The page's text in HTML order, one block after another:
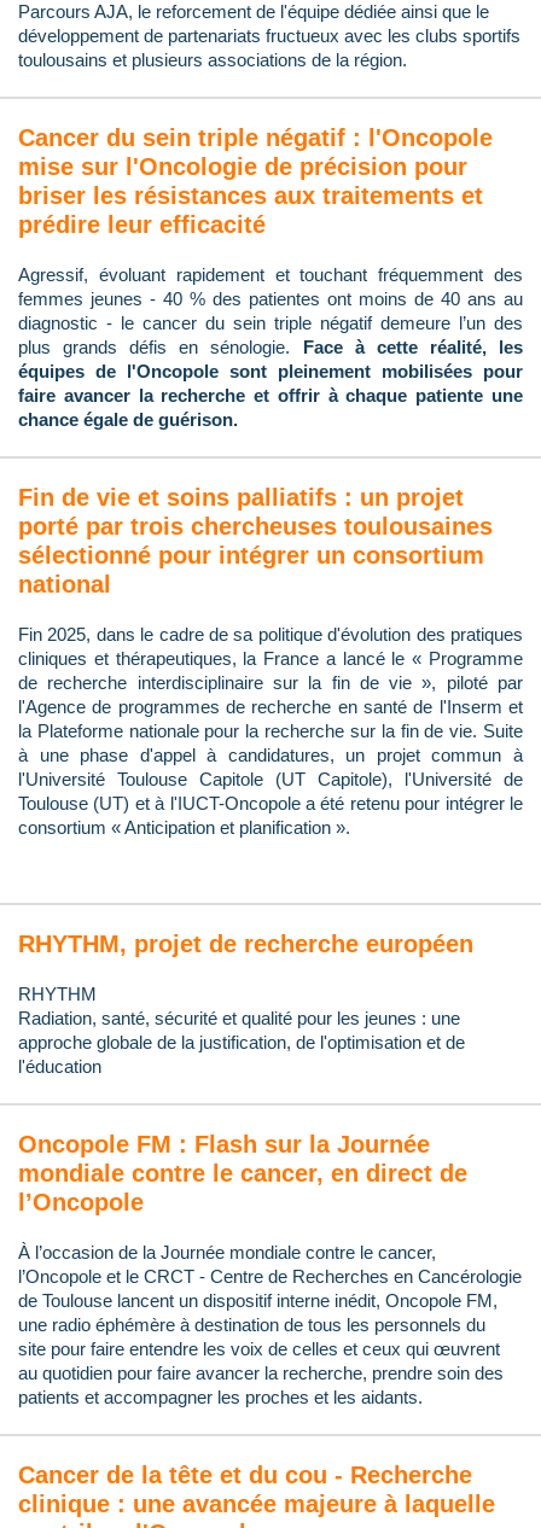
Parcours AJA, le reforcement de l'équipe dédiée ainsi que le
développement de partenariats fructueux avec les clubs sportifs
toulousains et plusieurs associations de la région.
Cancer du sein triple négatif : l'Oncopole
mise sur l'Oncologie de précision pour
briser les résistances aux traitements et
prédire leur efficacité
Agressif, évoluant rapidement et touchant fréquemment des
femmes jeunes - 40 % des patientes ont moins de 40 ans au
diagnostic - le cancer du sein triple négatif demeure l’un des
plus grands défis en sénologie. Face à cette réalité, les
équipes de l'Oncopole sont pleinement mobilisées pour
faire avancer la recherche et offrir à chaque patiente une
chance égale de guérison.
Fin de vie et soins palliatifs : un projet
porté par trois chercheuses toulousaines
sélectionné pour intégrer un consortium
national
Fin 2025, dans le cadre de sa politique d'évolution des pratiques
cliniques et thérapeutiques, la France a lancé le « Programme
de recherche interdisciplinaire sur la fin de vie », piloté par
l'Agence de programmes de recherche en santé de l'Inserm et
la Plateforme nationale pour la recherche sur la fin de vie. Suite
à une phase d'appel à candidatures, un projet commun à
l'Université Toulouse Capitole (UT Capitole), l'Université de
Toulouse (UT) et à l'IUCT-Oncopole a été retenu pour intégrer le
consortium « Anticipation et planification ».
RHYTHM, projet de recherche européen
RHYTHM
Radiation, santé, sécurité et qualité pour les jeunes : une
approche globale de la justification, de l'optimisation et de
l'éducation
Oncopole FM : Flash sur la Journée
mondiale contre le cancer, en direct de
l’Oncopole
À l’occasion de la Journée mondiale contre le cancer,
l’Oncopole et le CRCT - Centre de Recherches en Cancérologie
de Toulouse lancent un dispositif interne inédit, Oncopole FM,
une radio éphémère à destination de tous les personnels du
site pour faire entendre les voix de celles et ceux qui œuvrent
au quotidien pour faire avancer la recherche, prendre soin des
patients et accompagner les proches et les aidants.
Cancer de la tête et du cou - Recherche
clinique : une avancée majeure à laquelle